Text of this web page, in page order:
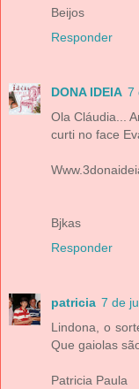
Beijos
Responder
DONA IDEIA 7
Ola Cláudia...
curti no face
Bjkas
Responder
patricia 7 de
Lindona, o
Que gaiolas
Patricia Paula